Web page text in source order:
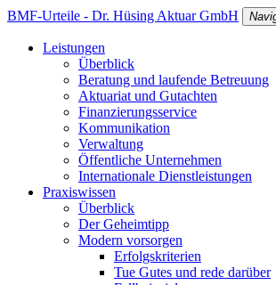
BMF-Urteile - Dr. Hüsing Aktuar GmbH
Leistungen
Überblick
Beratung und laufende Betreuung
Aktuariat und Gutachten
Finanzierungsservice
Kommunikation
Verwaltung
Öffentliche Unternehmen
Internationale Dienstleistungen
Praxiswissen
Überblick
Der Geheimtipp
Modern vorsorgen
Erfolgskriterien
Tue Gutes und rede darüber